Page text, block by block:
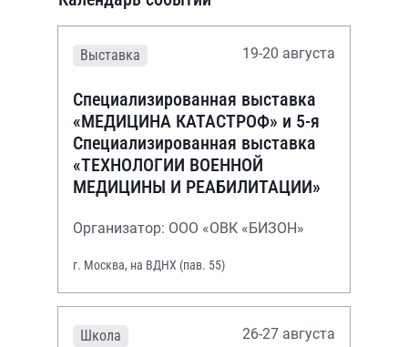
Выставка 19-20 августа
Специализированная выставка
«МЕДИЦИНА КАТАСТРОФ» и 5-я
Специализированная выставка
«ТЕХНОЛОГИИ ВОЕННОЙ
МЕДИЦИНЫ И РЕАБИЛИТАЦИИ»
Организатор: ООО «ОВК «БИЗОН»
г. Москва, на ВДНХ (пав. 55)
Школа 26-27 августа